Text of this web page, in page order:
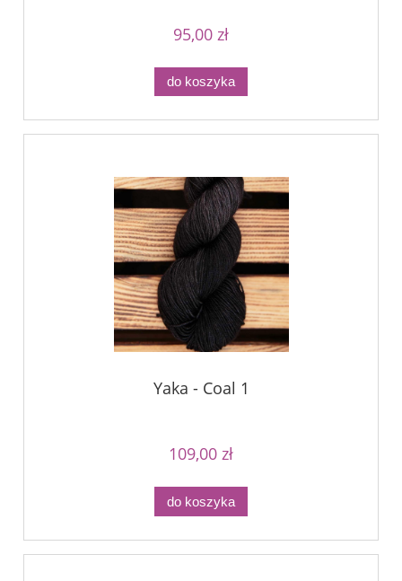
95,00 zł
do koszyka
Yaka - Coal 1
109,00 zł
do koszyka